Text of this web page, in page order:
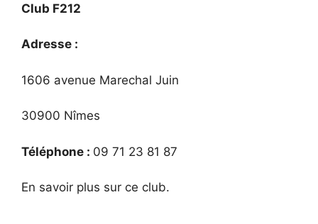
Club F212
Adresse :
1606 avenue Marechal Juin
30900 Nîmes
Téléphone : 09 71 23 81 87
En savoir plus sur ce club.